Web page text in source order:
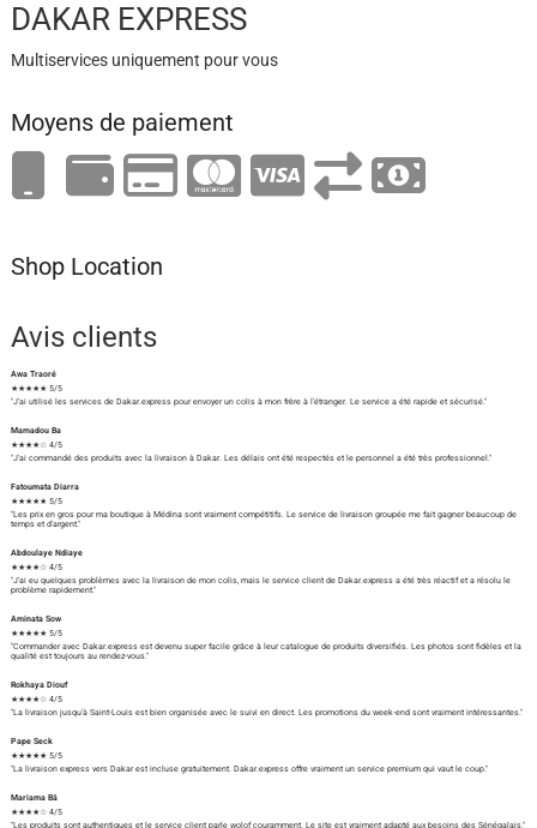
DAKAR EXPRESS
Multiservices uniquement pour vous
Moyens de paiement
Shop Location
Avis clients
Awa Traoré
★★★★★ 5/5
"J'ai utilisé les services de Dakar.express pour envoyer un colis à mon frère à l'étranger. Le service a été rapide et sécurisé."
Mamadou Ba
★★★★☆ 4/5
"J'ai commandé des produits avec la livraison à Dakar. Les délais ont été respectés et le personnel a été très professionnel."
Fatoumata Diarra
★★★★★ 5/5
"Les prix en gros pour ma boutique à Médina sont vraiment compétitifs. Le service de livraison groupée me fait gagner beaucoup de
temps et d'argent."
Abdoulaye Ndiaye
★★★★☆ 4/5
"J'ai eu quelques problèmes avec la livraison de mon colis, mais le service client de Dakar.express a été très réactif et a résolu le
problème rapidement."
Aminata Sow
★★★★★ 5/5
"Commander avec Dakar.express est devenu super facile grâce à leur catalogue de produits diversifiés. Les photos sont fidèles et la
qualité est toujours au rendez-vous."
Rokhaya Diouf
★★★★☆ 4/5
"La livraison jusqu'à Saint-Louis est bien organisée avec le suivi en direct. Les promotions du week-end sont vraiment intéressantes."
Pape Seck
★★★★★ 5/5
"La livraison express vers Dakar est incluse gratuitement. Dakar.express offre vraiment un service premium qui vaut le coup."
Mariama Bâ
★★★★☆ 4/5
"Les produits sont authentiques et le service client parle wolof couramment. Le site est vraiment adapté aux besoins des Sénégalais."